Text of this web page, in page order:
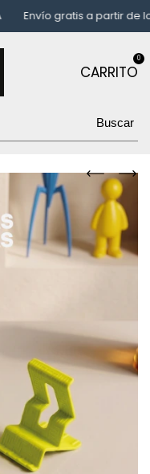
Envío gratis a partir de los
CARRITO
0
Buscar